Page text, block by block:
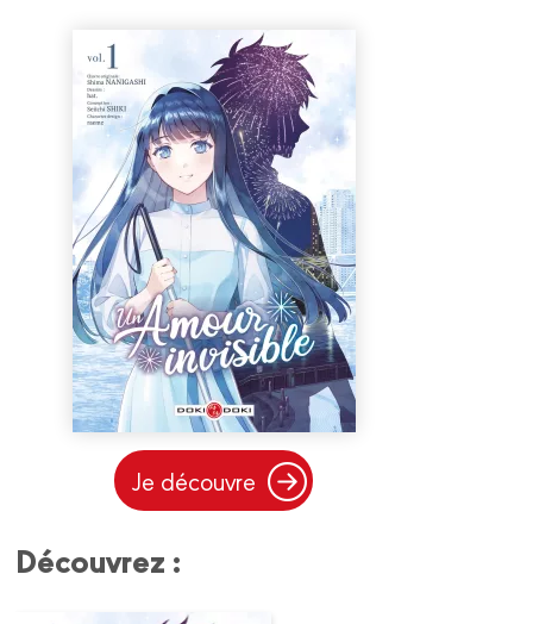
Je découvre
Découvrez :